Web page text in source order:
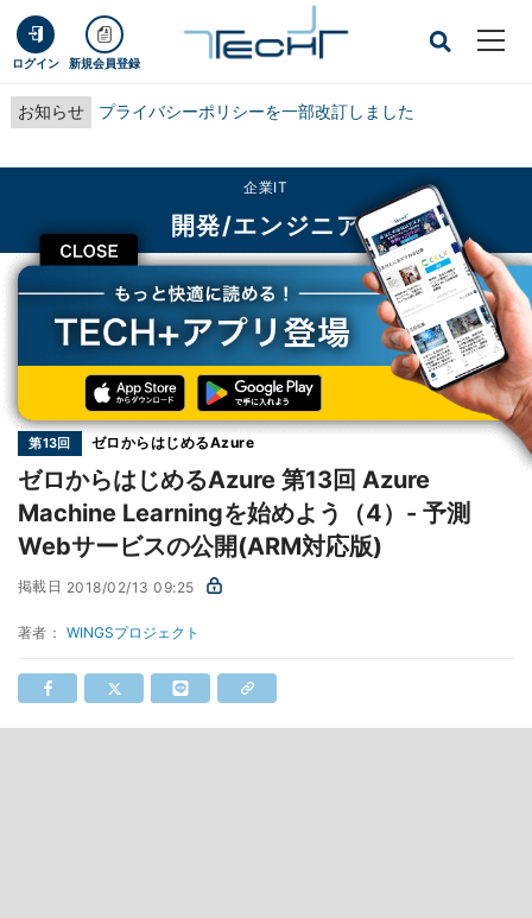
ログイン 新規会員登録
お知らせ プライバシーポリシーを一部改訂しました
CLOSE
企業IT
開発/エンジニア
TECH+ 企業IT
開発/エンジニア
ゼロからはじめるAzure 第13回 Azure Machine Learningを始めよう（4）-
第13回 ゼロからはじめるAzure
ゼロからはじめるAzure 第13回 Azure
Machine Learningを始めよう（4）- 予測
Webサービスの公開(ARM対応版)
掲載日 2018/02/13 09:25
著者： WINGSプロジェクト